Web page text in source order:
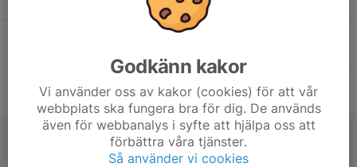
Godkänn kakor
Vi använder oss av kakor (cookies) för att vår
webbplats ska fungera bra för dig. De används
även för webbanalys i syfte att hjälpa oss att
förbättra våra tjänster.
Så använder vi cookies